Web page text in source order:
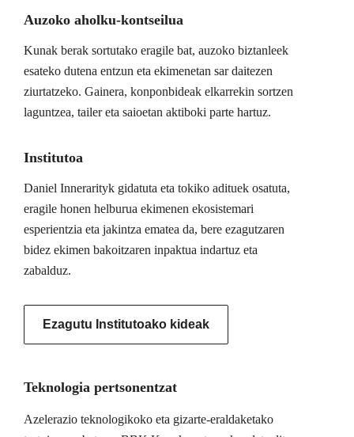
Auzoko aholku-kontseilua
Kunak berak sortutako eragile bat, auzoko biztanleek
esateko dutena entzun eta ekimenetan sar daitezen
ziurtatzeko. Gainera, konponbideak elkarrekin sortzen
laguntzea, tailer eta saioetan aktiboki parte hartuz.
Institutoa
Daniel Innerarityk gidatuta eta tokiko adituek osatuta,
eragile honen helburua ekimenen ekosistemari
esperientzia eta jakintza ematea da, bere ezagutzaren
bidez ekimen bakoitzaren inpaktua indartuz eta
zabalduz.
Ezagutu Institutoako kideak
Teknologia pertsonentzat
Azelerazio teknologikoko eta gizarte-eraldaketako